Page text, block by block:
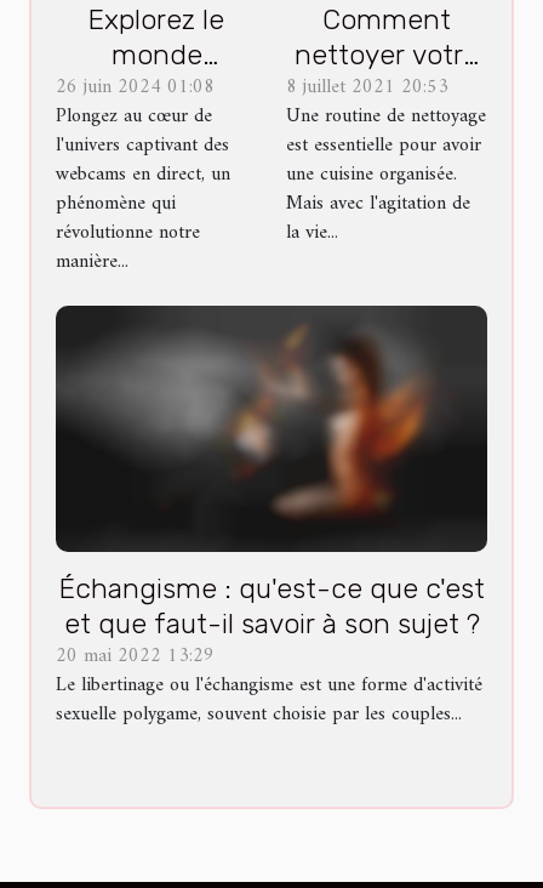
Explorez le
monde
fascinant des
webcams en
direct et leur
impact sur le
divertissement
moderne
26 juin 2024 01:08
Plongez au cœur de
l'univers captivant des
webcams en direct, un
phénomène qui
révolutionne notre
manière...
Comment
nettoyer votre
cuisine:
astuces pour
un nettoyage
soigné
8 juillet 2021 20:53
Une routine de nettoyage
est essentielle pour avoir
une cuisine organisée.
Mais avec l'agitation de
la vie...
Échangisme : qu'est-ce que c'est
et que faut-il savoir à son sujet ?
20 mai 2022 13:29
Le libertinage ou l'échangisme est une forme d'activité
sexuelle polygame, souvent choisie par les couples...